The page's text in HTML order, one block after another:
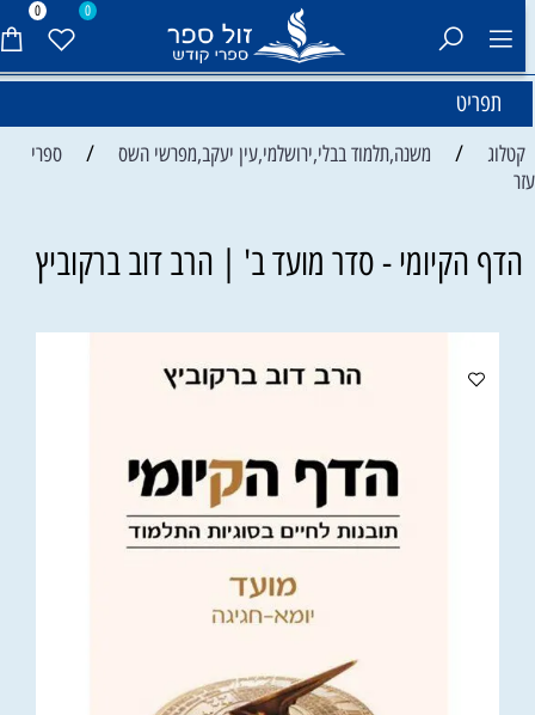
0 0
תפריט
קטלוג / משנה,תלמוד בבלי,ירושלמי,עין יעקב,מפרשי השס /
ספרי
הדף הקיומי - סדר מועד ב' | הרב דוב ברקוביץ